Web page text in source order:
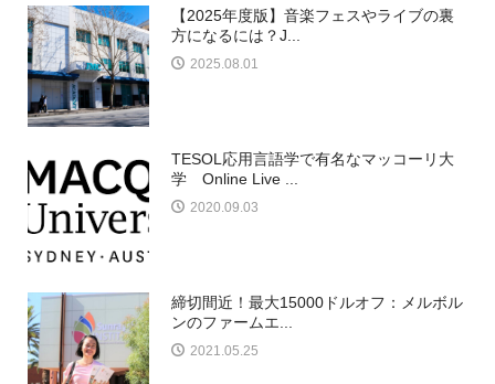
【2025年度版】音楽フェスやライブの裏
方になるには？J...
2025.08.01
TESOL応用言語学で有名なマッコーリ大
学 Online Live ...
2020.09.03
締切間近！最大15000ドルオフ：メルボル
ンのファームエ...
2021.05.25